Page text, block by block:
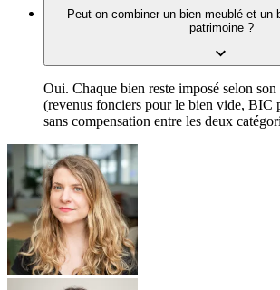
Peut-on combiner un bien meublé et un
patrimoine ?
Oui. Chaque bien reste imposé selon
(revenus fonciers pour le bien vide, BIC
sans compensation entre les deux